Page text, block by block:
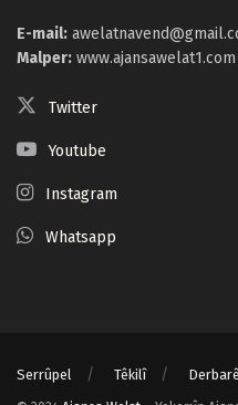
E-mail:
Malper: www.ajansawelat1.com
Twitter
Youtube
Instagram
Whatsapp
Serrûpel Têkilî